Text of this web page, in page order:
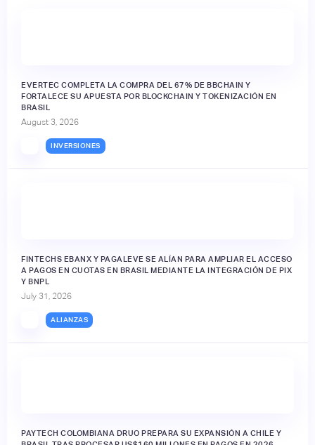
EVERTEC COMPLETA LA COMPRA DEL 67% DE BBCHAIN Y
FORTALECE SU APUESTA POR BLOCKCHAIN Y TOKENIZACIÓN EN
BRASIL
August 3, 2026
INVERSIONES
FINTECHS EBANX Y PAGALEVE SE ALÍAN PARA AMPLIAR EL ACCESO
A PAGOS EN CUOTAS EN BRASIL MEDIANTE LA INTEGRACIÓN DE PIX
Y BNPL
July 31, 2026
ALIANZAS
PAYTECH COLOMBIANA DRUO PREPARA SU EXPANSIÓN A CHILE Y